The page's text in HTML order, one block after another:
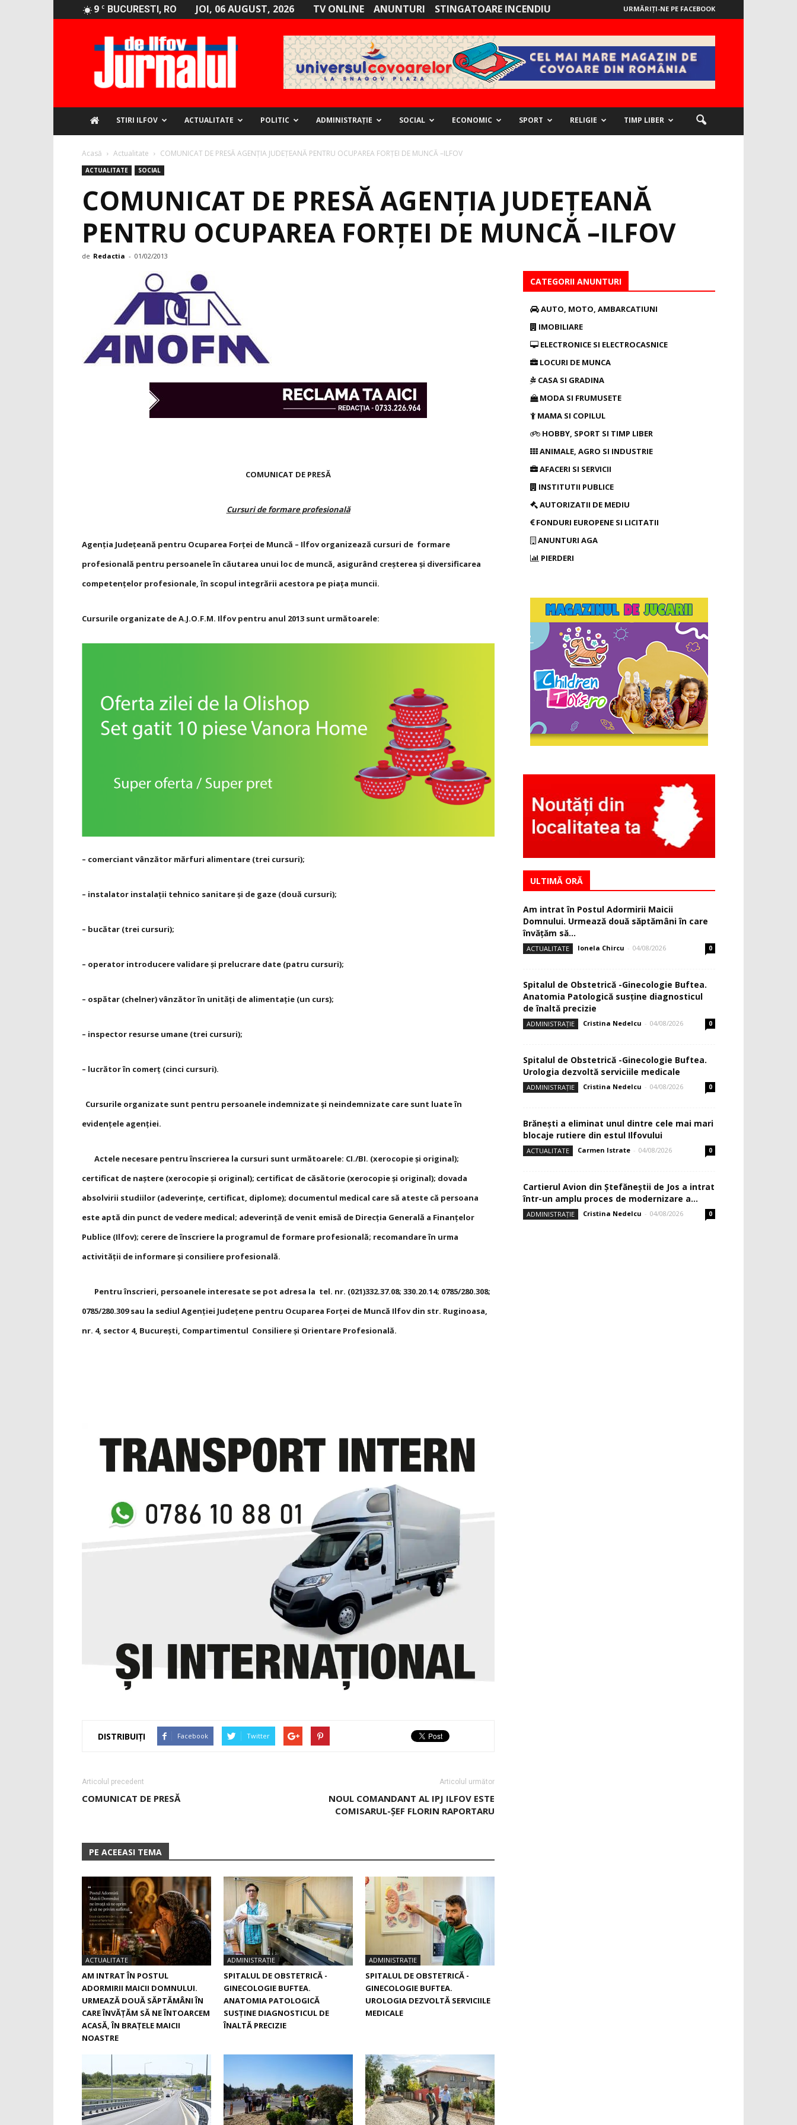
9 C BUCURESTI, RO JOI, 06 AUGUST, 2026 TV ONLINE ANUNTURI STINGATOARE INCENDIU URMĂRIȚI-NE PE FACEBOOK
STIRI ILFOV ACTUALITATE POLITIC ADMINISTRAȚIE SOCIAL ECONOMIC SPORT RELIGIE TIMP LIBER
Acasă Actualitate COMUNICAT DE PRESĂ AGENŢIA JUDEŢEANĂ PENTRU OCUPAREA FORŢEI DE MUNCĂ –ILFOV
ACTUALITATE SOCIAL
COMUNICAT DE PRESĂ AGENŢIA JUDEŢEANĂ
PENTRU OCUPAREA FORŢEI DE MUNCĂ –ILFOV
de Redactia - 01/02/2013
COMUNICAT DE PRESĂ
Cursuri de formare profesională
Agenţia Judeţeană pentru Ocuparea Forţei de Muncă – Ilfov organizează cursuri de formare
profesională pentru persoanele în căutarea unui loc de muncă, asigurând creşterea şi diversificarea
competenţelor profesionale, în scopul integrării acestora pe piaţa muncii.
Cursurile organizate de A.J.O.F.M. Ilfov pentru anul 2013 sunt următoarele:
– comerciant vânzător mărfuri alimentare (trei cursuri);
– instalator instalaţii tehnico sanitare şi de gaze (două cursuri);
– bucătar (trei cursuri);
– operator introducere validare şi prelucrare date (patru cursuri);
– ospătar (chelner) vânzător în unităţi de alimentaţie (un curs);
– inspector resurse umane (trei cursuri);
– lucrător în comerţ (cinci cursuri).
Cursurile organizate sunt pentru persoanele indemnizate şi neindemnizate care sunt luate în
evidenţele agenţiei.
Actele necesare pentru înscrierea la cursuri sunt următoarele: CI./BI. (xerocopie şi original);
certificat de naştere (xerocopie şi original); certificat de căsătorie (xerocopie şi original); dovada
absolvirii studiilor (adeverinţe, certificat, diplome); documentul medical care să ateste că persoana
este aptă din punct de vedere medical; adeverinţă de venit emisă de Direcţia Generală a Finanţelor
Publice (Ilfov); cerere de înscriere la programul de formare profesională; recomandare în urma
activităţii de informare şi consiliere profesională.
Pentru înscrieri, persoanele interesate se pot adresa la tel. nr. (021)332.37.08; 330.20.14; 0785/280.308;
0785/280.309 sau la sediul Agenţiei Judeţene pentru Ocuparea Forţei de Muncă Ilfov din str. Ruginoasa,
nr. 4, sector 4, Bucureşti, Compartimentul Consiliere şi Orientare Profesională.
DISTRIBUIȚI Facebook Twitter
Articolul precedent
COMUNICAT DE PRESĂ
Articolul următor
NOUL COMANDANT AL IPJ ILFOV ESTE
COMISARUL-ȘEF ­FLORIN RAPORTARU
PE ACEEASI TEMA
ACTUALITATE
AM INTRAT ÎN POSTUL
ADORMIRII MAICII DOMNULUI.
URMEAZĂ DOUĂ SĂPTĂMÂNI ÎN
CARE ÎNVĂŢĂM SĂ NE ÎNTOARCEM
ACASĂ, ÎN BRAŢELE MAICII
NOASTRE
ADMINISTRAȚIE
SPITALUL DE OBSTETRICĂ -
GINECOLOGIE BUFTEA.
ANATOMIA PATOLOGICĂ
SUSŢINE DIAGNOSTICUL DE
ÎNALTĂ PRECIZIE
ADMINISTRAȚIE
SPITALUL DE OBSTETRICĂ -
GINECOLOGIE BUFTEA.
UROLOGIA DEZVOLTĂ SERVICIILE
MEDICALE
CATEGORII ANUNTURI
AUTO, MOTO, AMBARCATIUNI
IMOBILIARE
ELECTRONICE SI ELECTROCASNICE
LOCURI DE MUNCA
CASA SI GRADINA
MODA SI FRUMUSETE
MAMA SI COPILUL
HOBBY, SPORT SI TIMP LIBER
ANIMALE, AGRO SI INDUSTRIE
AFACERI SI SERVICII
INSTITUTII PUBLICE
AUTORIZATII DE MEDIU
FONDURI EUROPENE SI LICITATII
ANUNTURI AGA
PIERDERI
ULTIMĂ ORĂ
Am intrat în Postul Adormirii Maicii
Domnului. Urmează două săptămâni în care
învăţăm să...
ACTUALITATE Ionela Chircu - 04/08/2026 0
Spitalul de Obstetrică -Ginecologie Buftea.
Anatomia Patologică susţine diagnosticul
de înaltă precizie
ADMINISTRAȚIE Cristina Nedelcu - 04/08/2026 0
Spitalul de Obstetrică -Ginecologie Buftea.
Urologia dezvoltă serviciile medicale
ADMINISTRAȚIE Cristina Nedelcu - 04/08/2026 0
Brănești a eliminat unul dintre cele mai mari
blocaje rutiere din estul Ilfovului
ACTUALITATE Carmen Istrate - 04/08/2026 0
Cartierul Avion din Ştefăneştii de Jos a intrat
într-un amplu proces de modernizare a...
ADMINISTRAȚIE Cristina Nedelcu - 04/08/2026 0